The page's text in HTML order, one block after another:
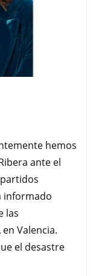
hemos
ante el
informado
las
Valencia.
el desastre